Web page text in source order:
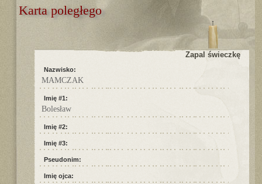
Karta poległego
Zapal świeczkę
Nazwisko:
MAMCZAK
Imię #1:
Bolesław
Imię #2:
Imię #3:
Pseudonim:
Imię ojca: